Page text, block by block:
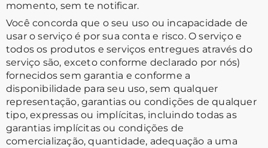
momento, sem te notificar.
Você concorda que o seu uso ou incapacidade de
usar o serviço é por sua conta e risco. O serviço e
todos os produtos e serviços entregues através do
serviço são, exceto conforme declarado por nós)
fornecidos sem garantia e conforme a
disponibilidade para seu uso, sem qualquer
representação, garantias ou condições de qualquer
tipo, expressas ou implícitas, incluindo todas as
garantias implícitas ou condições de
comercialização, quantidade, adequação a uma